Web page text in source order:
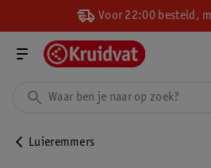
Voor 22:00 besteld,
Luieremmers